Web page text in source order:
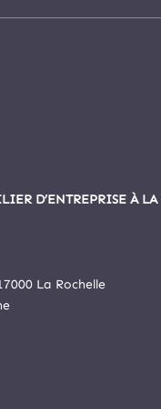
D’ENTREPRISE À LA
La Rochelle est le
d’entreprise et
La Rochelle